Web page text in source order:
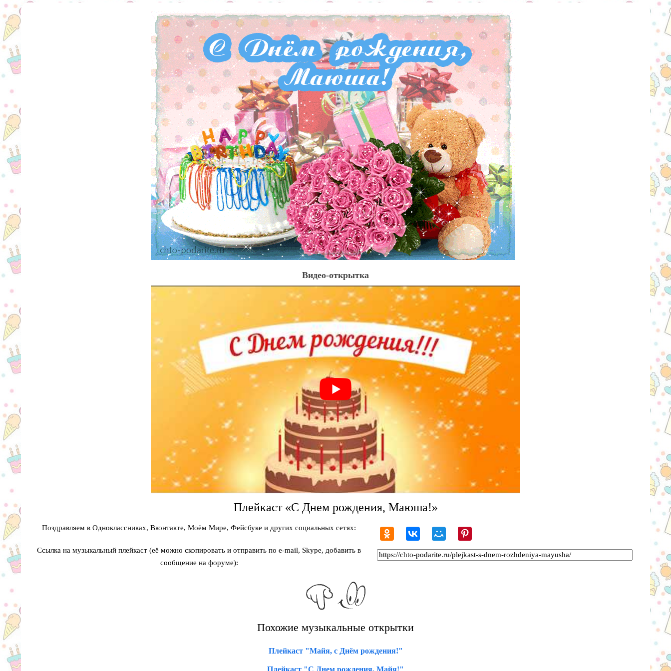
Видео-открытка
Плейкаст «С Днем рождения, Маюша!»
Поздравляем в Одноклассниках, Вконтакте, Моём Мире, Фейсбуке и других социальных сетях:
Ссылка на музыкальный плейкаст (её можно скопировать и отправить по e-mail, Skype, добавить в
сообщение на форуме):
Похожие музыкальные открытки
Плейкаст "Майя, с Днём рождения!"